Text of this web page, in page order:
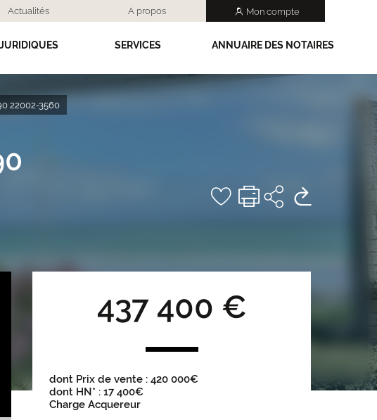
Actualités A propos Mon compte
SERVICES ANNUAIRE DES NOTAIRES
22002-3560
437 400 €
dont Prix de vente : 420 000€
dont HN* : 17 400€
Charge Acquereur